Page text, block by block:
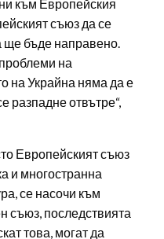
към Европейския
съюз да се
ще бъде направено.
на
на Украйна няма да е
разпадне отвътре“,
Европейският съюз
и многостранна
се насочи към
съюз, последствията
това, могат да